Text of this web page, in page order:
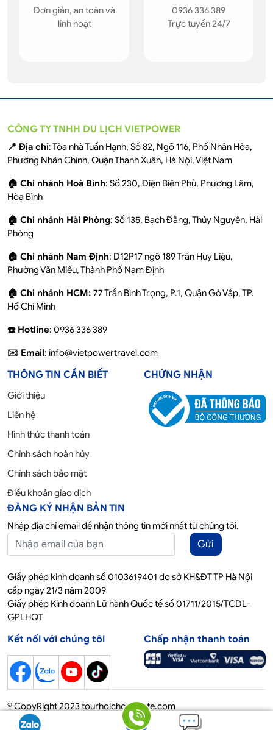
Đơn giản, an toàn và
linh hoạt
0936 336 389
Trực tuyến 24/7
CÔNG TY TNHH DU LỊCH VIETPOWER
📍 Địa chỉ: Tòa nhà Tuấn Hạnh, Số 82, Ngõ 116, Phố Nhân Hòa,
Phường Nhân Chính, Quận Thanh Xuân, Hà Nội, Việt Nam
🏠 Chi nhánh Hoà Bình: Số 230, Điện Biên Phủ, Phương Lâm,
Hòa Bình
🏠 Chi nhánh Hải Phòng: Số 135, Bạch Đằng, Thủy Nguyên, Hải
Phòng
🏠 Chi nhánh Nam Định: D12P17 ngõ 189 Trần Huy Liệu,
Phường Văn Miếu, Thành Phố Nam Định
🏠 Chi nhánh HCM: 77 Trần Bình Trọng, P.1, Quận Gò Vấp, TP.
Hồ Chí Minh
☎️ Hotline: 0936 336 389
✉️ Email: info@vietpowertravel.com
THÔNG TIN CẦN BIẾT
Giới thiệu
Liên hệ
Hình thức thanh toán
Chính sách hoàn hủy
Chính sách bảo mật
Điều khoản giao dịch
CHỨNG NHẬN
ĐĂNG KÝ NHẬN BẢN TIN
Nhập địa chỉ email để nhận thông tin mới nhất từ chúng tôi.
Gửi
Giấy phép kinh doanh số 0103619401 do sở KH&ĐT TP Hà Nội
cấp ngày 21/3 năm 2009
Giấy phép Kinh doanh Lữ hành Quốc tế số 01711/2015/TCDL-
GPLHQT
Kết nối với chúng tôi Chấp nhận thanh toán
© CopyRight 2023 tourhoichoquocte.com